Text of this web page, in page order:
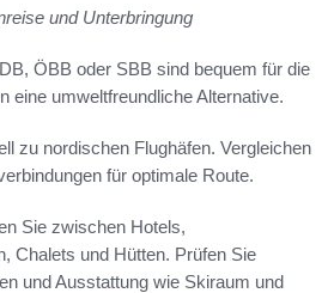
und Unterbringung
ÖBB oder SBB sind bequem für die
eine umweltfreundliche Alternative.
zu nordischen Flughäfen. Vergleichen
für optimale Route.
Sie zwischen Hotels,
Chalets und Hütten. Prüfen Sie
und Ausstattung wie Skiraum und